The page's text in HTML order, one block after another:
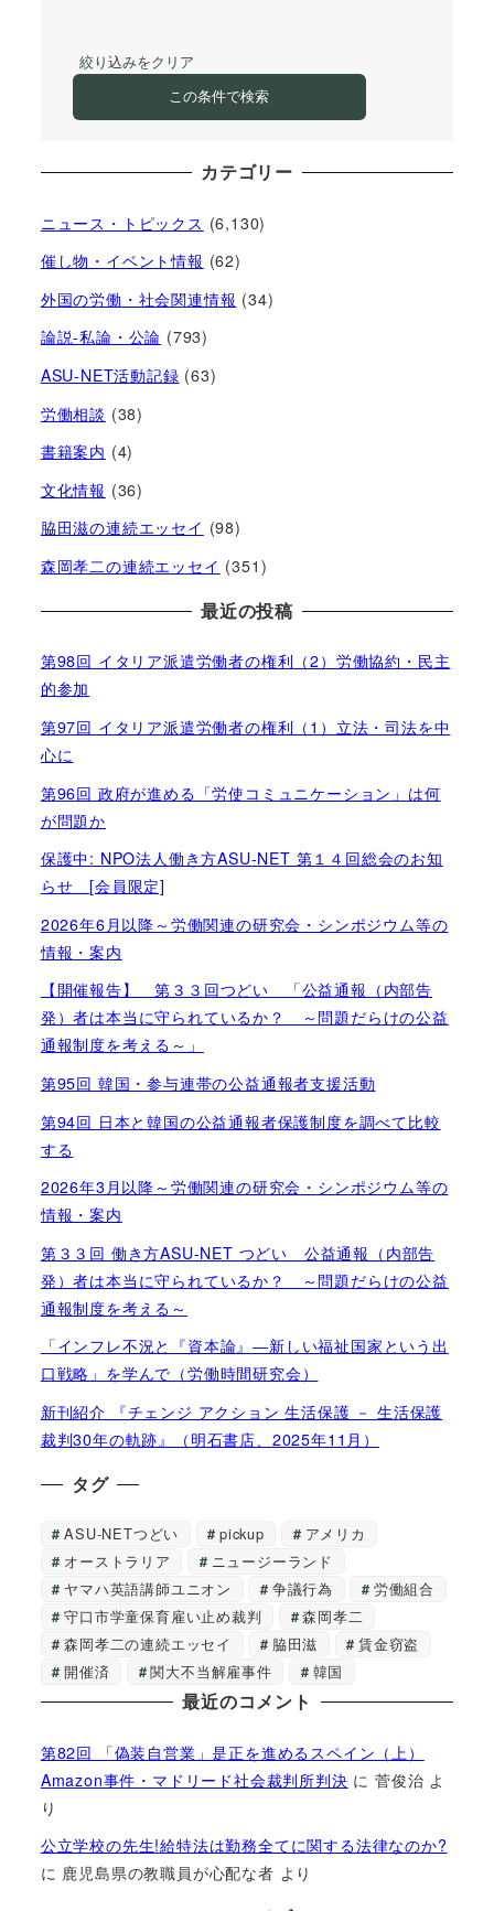
絞り込みをクリア
この条件で検索
カテゴリー
ニュース・トピックス (6,130)
催し物・イベント情報 (62)
外国の労働・社会関連情報 (34)
論説-私論・公論 (793)
ASU-NET活動記録 (63)
労働相談 (38)
書籍案内 (4)
文化情報 (36)
脇田滋の連続エッセイ (98)
森岡孝二の連続エッセイ (351)
最近の投稿
第98回 イタリア派遣労働者の権利（2）労働協約・民主
的参加
第97回 イタリア派遣労働者の権利（1）立法・司法を中
心に
第96回 政府が進める「労使コミュニケーション」は何
が問題か
保護中: NPO法人働き方ASU-NET 第１４回総会のお知
らせ [会員限定]
2026年6月以降～労働関連の研究会・シンポジウム等の
情報・案内
【開催報告】 第３３回つどい 「公益通報（内部告
発）者は本当に守られているか？ ～問題だらけの公益
通報制度を考える～」
第95回 韓国・参与連帯の公益通報者支援活動
第94回 日本と韓国の公益通報者保護制度を調べて比較
する
2026年3月以降～労働関連の研究会・シンポジウム等の
情報・案内
第３３回 働き方ASU-NET つどい 公益通報（内部告
発）者は本当に守られているか？ ～問題だらけの公益
通報制度を考える～
「インフレ不況と『資本論』―新しい福祉国家という出
口戦略」を学んで（労働時間研究会）
新刊紹介 『チェンジ アクション 生活保護 － 生活保護
裁判30年の軌跡』（明石書店、2025年11月）
タグ
ASU-NETつどい pickup
アメリカ
オーストラリア
ニュージーランド
ヤマハ英語講師ユニオン
争議行為
労働組合
守口市学童保育雇い止め裁判
森岡孝二
森岡孝二の連続エッセイ
脇田滋
賃金窃盗
開催済
関大不当解雇事件 韓国
最近のコメント
第82回 「偽装自営業」是正を進めるスペイン（上）
Amazon事件・マドリード社会裁判所判決 に菅俊治 よ
り
公立学校の先生!給特法は勤務全てに関する法律なのか?
に 鹿児島県の教職員が心配な者 より